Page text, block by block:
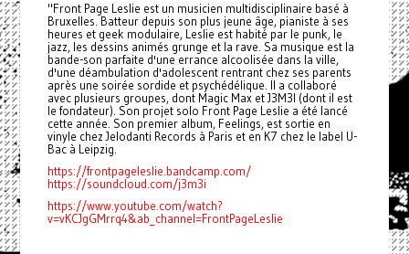
"Front Page Leslie est un musicien multidisciplinaire basé à
Bruxelles. Batteur depuis son plus jeune âge, pianiste à ses
heures et geek modulaire, Leslie est habité par le punk, le
jazz, les dessins animés grunge et la rave. Sa musique est la
bande-son parfaite d'une errance alcoolisée dans la ville,
d'une déambulation d'adolescent rentrant chez ses parents
après une soirée sordide et psychédélique. Il a collaboré
avec plusieurs groupes, dont Magic Max et J3M3I (dont il est
le fondateur). Son projet solo Front Page Leslie a été lancé
cette année. Son premier album, Feelings, est sortie en
vinyle chez Jelodanti Records à Paris et en K7 chez le label U-
Bac à Leipzig.
https://frontpageleslie.bandcamp.com/
https://soundcloud.com/j3m3i
https://www.youtube.com/watch?
v=vKCJgGMrrq4&ab_channel=FrontPageLeslie